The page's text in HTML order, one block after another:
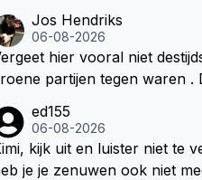
Jos Hendriks
06-08-2026
hier vooral niet
partijen tegen waren .
ze hun eigen uitlaat
was dat de F1 motor
Dus denk echt niet dat
ed155
06-08-2026
kijk uit en luister niet te
je je zenuwen ook niet